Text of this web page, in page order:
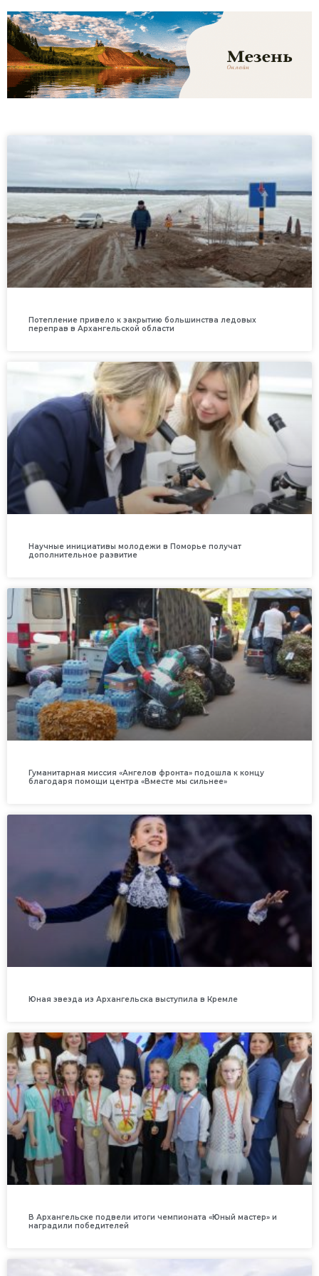
Потепление привело к закрытию большинства ледовых
переправ в Архангельской области
Научные инициативы молодежи в Поморье получат
дополнительное развитие
Гуманитарная миссия «Ангелов фронта» подошла к концу
благодаря помощи центра «Вместе мы сильнее»
Юная звезда из Архангельска выступила в Кремле
В Архангельске подвели итоги чемпионата «Юный мастер» и
наградили победителей